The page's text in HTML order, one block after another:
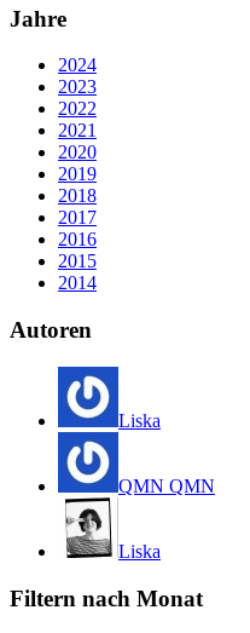
Jahre
2024
2023
2022
2021
2020
2019
2018
2017
2016
2015
2014
Autoren
Liska
QMN QMN
Liska
Filtern nach Monat